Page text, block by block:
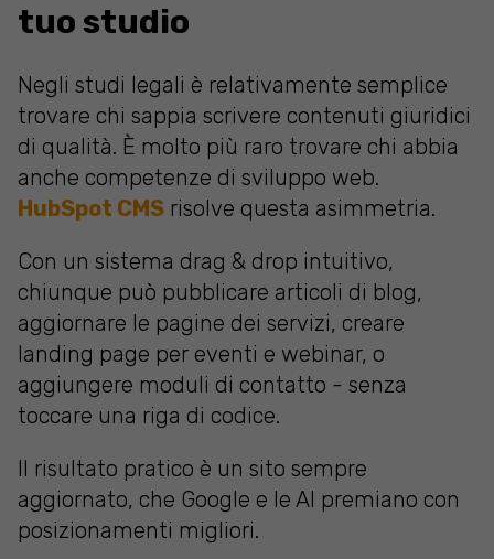
tuo studio
Negli studi legali è relativamente semplice
trovare chi sappia scrivere contenuti giuridici
di qualità. È molto più raro trovare chi abbia
anche competenze di sviluppo web.
HubSpot CMS risolve questa asimmetria.
Con un sistema drag & drop intuitivo,
chiunque può pubblicare articoli di blog,
aggiornare le pagine dei servizi, creare
landing page per eventi e webinar, o
aggiungere moduli di contatto - senza
toccare una riga di codice.
Il risultato pratico è un sito sempre
aggiornato, che Google e le AI premiano con
posizionamenti migliori.